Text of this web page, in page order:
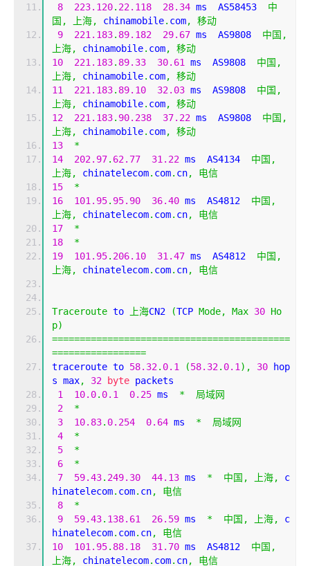
8
223.120. 22.118 28.34 ms  AS58453 中
国,
上海, chinamobile. com,
移动
9
221.183. 89.182 29.67 ms  AS9808 中国,
上海,
chinamobile. com,
移动
10
221.183. 89.33 30.61 ms  AS9808 中国,
上海,
chinamobile. com,
移动
11
221.183. 89.10 32.03 ms  AS9808 中国,
上海,
chinamobile. com,
移动
12
221.183. 90.238 37.22 ms  AS9808 中国,
上海,
chinamobile. com,
移动
13
*
14
202.97. 62.77 31.22 ms  AS4134 中国,
上海,
chinatelecom. com. cn,
电信
15
*
16
101.95. 95.90 36.40 ms  AS4812 中国,
上海,
chinatelecom. com. cn,
电信
17
*
18
*
19
101.95. 206.10 31.47 ms  AS4812 中国,
上海,
chinatelecom. com. cn, 电信
Traceroute to 上海CN2 (TCP Mode, Max 30 Ho
p)
===========================================
=================
traceroute to 58.32. 0.1 (58.32. 0.1), 30 hop
s max, 32 byte packets
1
10.0. 0.1 0.25 ms *
局域网
2
*
3
10.83. 0.254 0.64 ms *
局域网
4
*
5
*
6
*
7
59.43. 249.30 44.13 ms * 中国, 上海,
c
hinatelecom. com. cn,
电信
8
*
9
59.43. 138.61 26.59 ms * 中国, 上海,
c
hinatelecom. com. cn,
电信
10
101.95. 88.18 31.70 ms  AS4812 中国,
上海,
chinatelecom. com. cn, 电信